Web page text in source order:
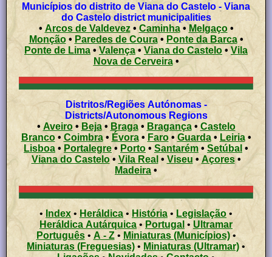
Municípios do distrito de Viana do Castelo - Viana
do Castelo district municipalities
• Arcos de Valdevez• Caminha• Melgaço•
Monção• Paredes de Coura• Ponte da Barca•
Ponte de Lima • Valença•Viana do Castelo • Vila
Nova de Cerveira•
Distritos/Regiões Autónomas -
Districts/Autonomous Regions
• Aveiro• Beja• Braga• Bragança• Castelo
Branco• Coimbra• Évora• Faro• Guarda• Leiria•
Lisboa •Portalegre • Porto • Santarém • Setúbal •
Viana do Castelo• Vila Real • Viseu • Açores •
Madeira •
• Index • Heráldica • História • Legislação •
Heráldica Autárquica•Portugal • Ultramar
Português• A - Z• Miniaturas (Municípios)•
Miniaturas (Freguesias)• Miniaturas (Ultramar) •